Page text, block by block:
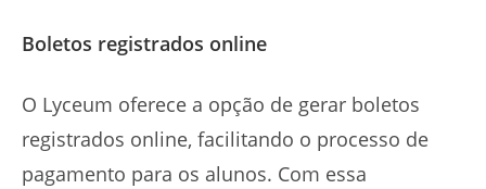
Boletos registrados online
O Lyceum oferece a opção de gerar boletos
registrados online, facilitando o processo de
pagamento para os alunos. Com essa